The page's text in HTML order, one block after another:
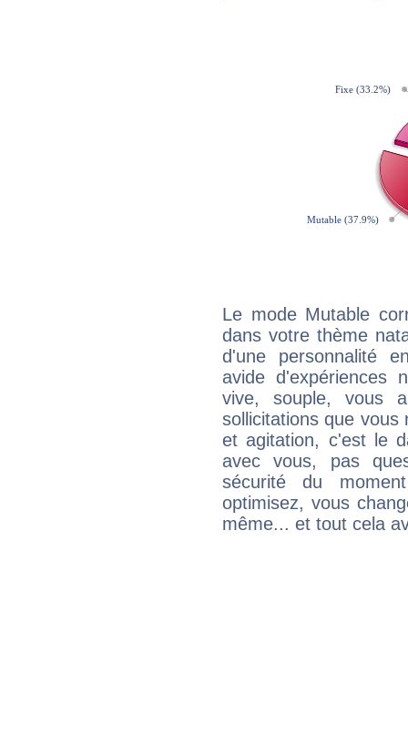
Le mode Mutable
dans votre thème
d'une personnalité
avide d'expériences
vive, souple, vous
sollicitations que vous
et agitation, c'est le
avec vous, pas
sécurité du
optimisez, vous
même... et tout cela